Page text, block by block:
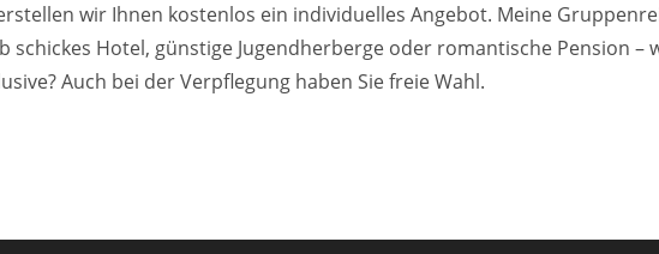
wir Ihnen kostenlos ein individuelles Angebot. Meine
schickes Hotel, günstige Jugendherberge oder romantische Pension
Auch bei der Verpflegung haben Sie freie Wahl.